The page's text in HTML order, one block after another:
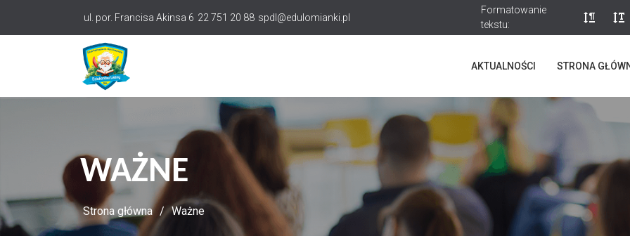
ul. por. Francisa Akinsa 6 22 751 20 88 spdl@edulomianki.pl
Formatowanie
tekstu:
AKTUALNOŚCI STRONA
WAŻNE
Strona główna Ważne